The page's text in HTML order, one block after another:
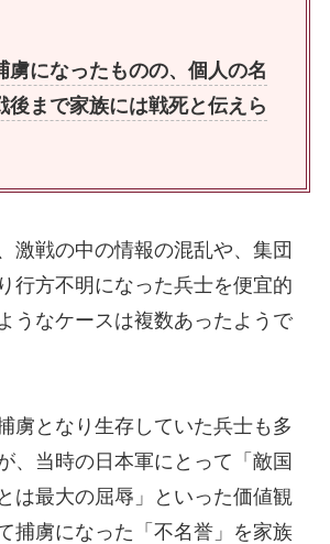
虜になったものの、個人の名
後まで家族には戦死と伝えら
激戦の中の情報の混乱や、集団
行方不明になった兵士を便宜的
うなケースは複数あったようで
虜となり生存していた兵士も多
、当時の日本軍にとって「敵国
は最大の屈辱」といった価値観
捕虜になった「不名誉」を家族